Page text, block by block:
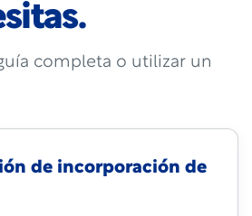
completa o utilizar un
de incorporación de